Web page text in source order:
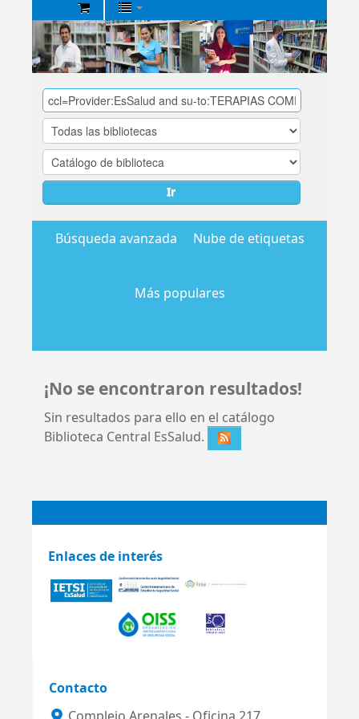
Biblioteca
Central
EsSalud
Ir
Búsqueda avanzada Nube de etiquetas
Más populares
¡No se encontraron resultados!
Sin resultados para ello en el catálogo
Biblioteca Central EsSalud.
Enlaces de interés
Contacto